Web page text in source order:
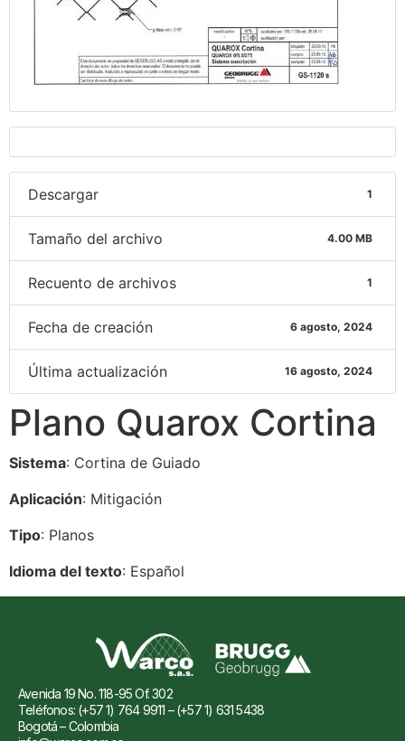
Descargar 1
Tamaño del archivo 4.00 MB
Recuento de archivos 1
Fecha de creación 6 agosto, 2024
Última actualización 16 agosto, 2024
Plano Quarox Cortina
Sistema: Cortina de Guiado
Aplicación: Mitigación
Tipo: Planos
Idioma del texto: Español
Avenida 19 No. 118-95 Of. 302
Teléfonos: (+57 1) 764 9911 – (+57 1) 631 5438
Bogotá – Colombia